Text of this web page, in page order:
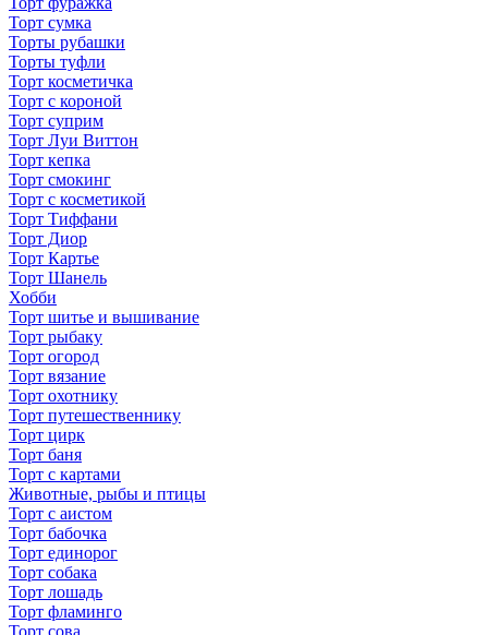
Торт сумка
Торты рубашки
Торты туфли
Торт косметичка
Торт с короной
Торт суприм
Торт Луи Виттон
Торт кепка
Торт смокинг
Торт с косметикой
Торт Тиффани
Торт Диор
Торт Картье
Торт Шанель
Хобби
Торт шитье и вышивание
Торт рыбаку
Торт огород
Торт вязание
Торт охотнику
Торт путешественнику
Торт цирк
Торт баня
Торт с картами
Животные, рыбы и птицы
Торт с аистом
Торт бабочка
Торт единорог
Торт собака
Торт лошадь
Торт фламинго
Торт сова